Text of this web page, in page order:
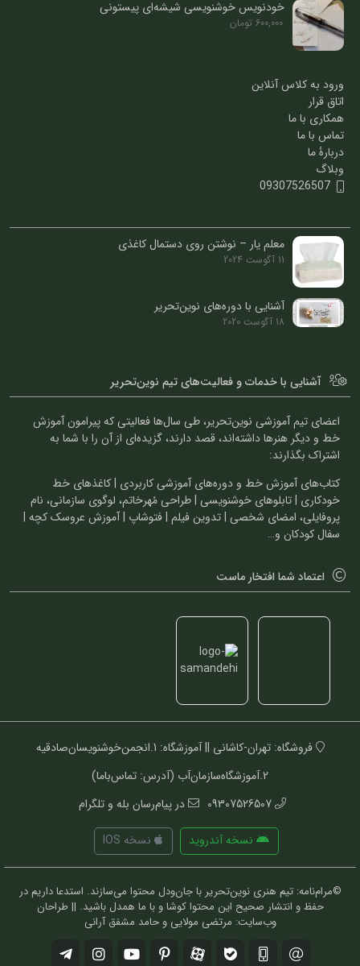
خودنویس خوشنویسی شیشه‌ای پیستونی
600,000 تومان
ورود به کلاس آنلاین
اتاق قرار
همکاری با ما
تماس با ما
دربارۀ ما
وبلاگ
09307526507
معلم یار – نوشتن روی دستمال کاغذی
11 آگوست 2024
آشنایی با دوره‌های نوین‌تحریر
18 آگوست 2020
آشنایی با خدمات و فعالیت‌های تیم نوین‌تحریر
اعضای تیم آموزشی نوین‌تحریر، طی سال‌ها فعالیتی که پیرامون آموزش
خط و دیگر هنرها داشته‌اند، قصد دارند، گزیده‌ای از آن را با شما به
اشتراک بگذارند:
کتاب‌های آموزش خط و دوره‌های آموزشی کاربردی | کاغذهای خط
خودکاری | تابلوهای خوشنویسی | طراحی مُهرخاتم، لوگوی سازمانی، نام
پروفایلی، امضای شخصی | تدوین فیلم | فتوشاپ | آموزش عروسک کچه |
سفال کودکان و…
اعتماد شما افتخار ماست
فروشگاه: تهران-کاشانی || آموزشگاه: 1.انجمن‌خوشنویسان‌صادقیه
2.آموزشگاه‌سازمان‌آب (آدرس: تماس‌باما)
09307526507
در پیام‌رسان بله و تلگرام
نسخه آندروید نسخه IOS
©مرام‌نامه: تیم هنری نوین‌تحریر با جان‌ودل محتوا می‌سازند. استدعا داریم در
حفظ و انتشار صحیح این محتوا کوشا و با ما همدل باشید. || طراحان
وب‌سایت: مرتضی مولایی و حامد مشفق آرانی